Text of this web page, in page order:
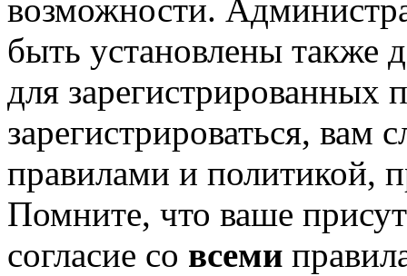
возможности.
быть установлены также
для зарегистрированных
зарегистрироваться, вам
правилами и политикой,
Помните, что ваше
согласие со всеми